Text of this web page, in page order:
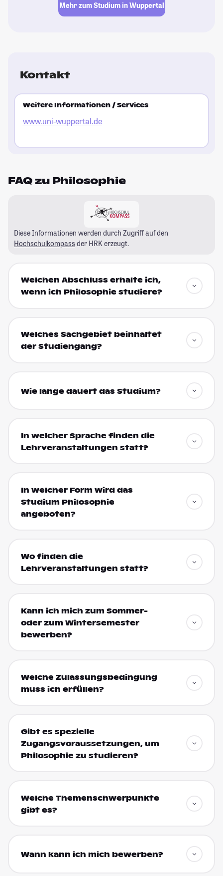
Mehr zum Studium in Wuppertal
Kontakt
Weitere Informationen / Services
www.uni-wuppertal.de
FAQ zu Philosophie
Diese Informationen werden durch Zugriff auf den
Hochschulkompass der HRK erzeugt.
Welchen Abschluss erhalte ich,
wenn ich Philosophie studiere?
Welches Sachgebiet beinhaltet
der Studiengang?
Wie lange dauert das Studium?
In welcher Sprache finden die
Lehrveranstaltungen statt?
In welcher Form wird das
Studium Philosophie
angeboten?
Wo finden die
Lehrveranstaltungen statt?
Kann ich mich zum Sommer-
oder zum Wintersemester
bewerben?
Welche Zulassungsbedingung
muss ich erfüllen?
Gibt es spezielle
Zugangsvoraussetzungen, um
Philosophie zu studieren?
Welche Themenschwerpunkte
gibt es?
Wann kann ich mich bewerben?